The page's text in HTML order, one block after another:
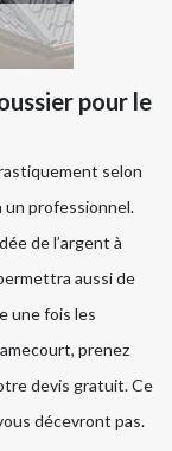
pour le
selon
un professionnel.
de l’argent à
aussi de
une fois les
prenez
devis gratuit. Ce
décevront pas.